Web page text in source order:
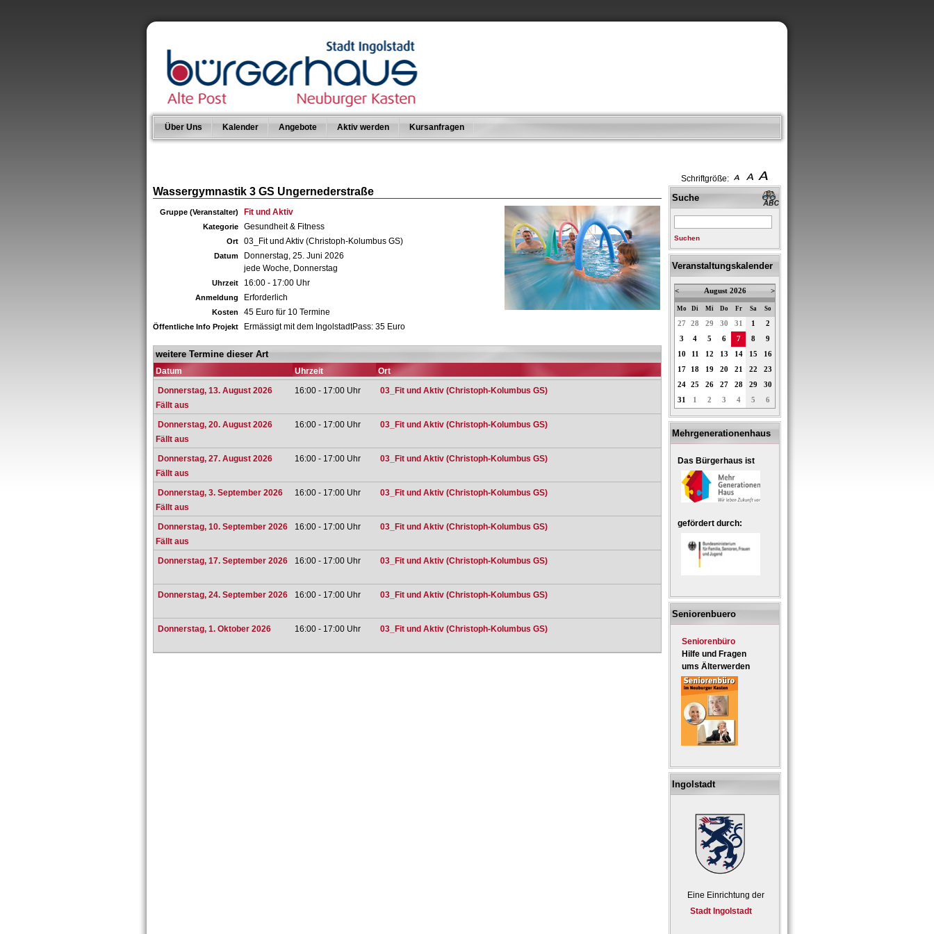
Schriftgröße:
Über Uns Kalender Angebote Aktiv werden Kursanfragen
Wassergymnastik 3 GS Ungernederstraße
Gruppe (Veranstalter) Fit und Aktiv
Kategorie Gesundheit & Fitness
Ort 03_Fit und Aktiv (Christoph-Kolumbus GS)
Datum
Donnerstag, 25. Juni 2026
jede Woche, Donnerstag
Uhrzeit 16:00 - 17:00 Uhr
Anmeldung Erforderlich
Kosten 45 Euro für 10 Termine
Öffentliche Info Projekt Ermässigt mit dem IngolstadtPass: 35 Euro
weitere Termine dieser Art
Datum Uhrzeit
Ort
Donnerstag, 13. August 2026
Fällt aus
16:00 - 17:00 Uhr 03_Fit und Aktiv (Christoph-Kolumbus GS)
Donnerstag, 20. August 2026
Fällt aus
16:00 - 17:00 Uhr 03_Fit und Aktiv (Christoph-Kolumbus GS)
Donnerstag, 27. August 2026
Fällt aus
16:00 - 17:00 Uhr 03_Fit und Aktiv (Christoph-Kolumbus GS)
Donnerstag, 3. September 2026
Fällt aus
16:00 - 17:00 Uhr 03_Fit und Aktiv (Christoph-Kolumbus GS)
Donnerstag, 10. September 2026
Fällt aus
16:00 - 17:00 Uhr 03_Fit und Aktiv (Christoph-Kolumbus GS)
Donnerstag, 17. September 2026 16:00 - 17:00 Uhr 03_Fit und Aktiv (Christoph-Kolumbus GS)
Donnerstag, 24. September 2026 16:00 - 17:00 Uhr 03_Fit und Aktiv (Christoph-Kolumbus GS)
Donnerstag, 1. Oktober 2026 16:00 - 17:00 Uhr 03_Fit und Aktiv (Christoph-Kolumbus GS)
Suche
Suchen
Veranstaltungskalender
< August 2026 >
Mo Di Mi Do Fr Sa So
27 28 29 30 31 1
2
3
4 5 6 7 8
9
10
11 12 13 14 15
16
17
18 19 20 21 22
23
24
25 26 27 28 29
30
31
1 2 3 4 5 6
Mehrgenerationenhaus
Das Bürgerhaus ist
gefördert durch:
Seniorenbuero
Seniorenbüro
Hilfe und Fragen
ums Älterwerden
Ingolstadt
Eine Einrichtung der
Stadt Ingolstadt